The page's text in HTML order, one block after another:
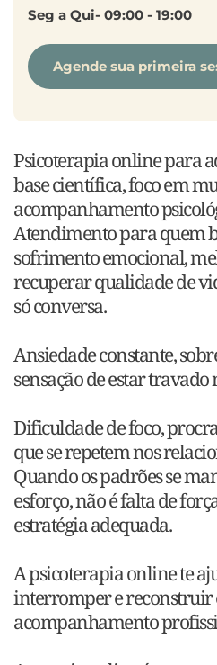
Seg a Qui- 09:00 - 19:00
Agende sua primeira
Psicoterapia online para
base científica, foco em
acompanhamento
Atendimento para quem
sofrimento emocional,
recuperar qualidade de
só conversa.
Ansiedade constante,
sensação de estar
Dificuldade de foco,
que se repetem nos
Quando os padrões se
esforço, não é falta de
estratégia adequada.
A psicoterapia online te
interromper e reconstruir
acompanhamento